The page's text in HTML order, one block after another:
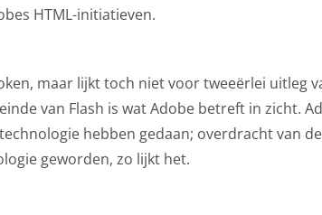
HTML-initiatieven.
maar lijkt toch niet voor tweeërlei uitleg
van Flash is wat Adobe betreft in zicht.
hebben gedaan; overdracht van
geworden, zo lijkt het.